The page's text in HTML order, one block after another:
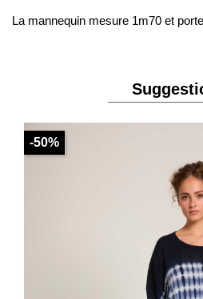
La mannequin mesure 1m70 et
-50%